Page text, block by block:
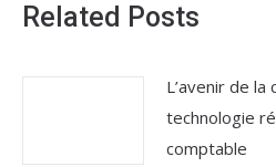
Related Posts
L’avenir de
technologie
comptable